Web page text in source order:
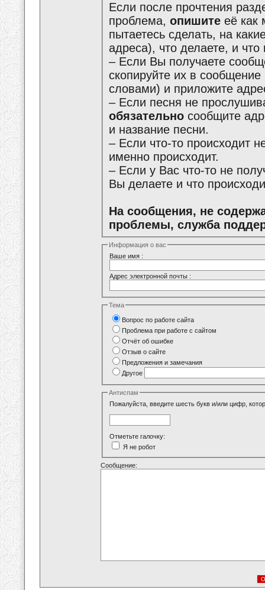
Если после прочтения
проблема, опишитееё как
пытаетесь сделать, на
адреса), что делаете, и
– Если Вы получаете
скопируйте их в
словами) и приложите
– Если песня не
обязательносообщите
и название песни.
– Если что-то происходит
именно происходит.
– Если у Вас что-то не
Вы делаете и что
На сообщения, не
проблемы, служба
Информация о вас
Ваше имя :
Адрес электронной почты :
Тема
Вопрос по работе сайта
Проблема при работе с сайтом
Отчёт об ошибке
Отзыв о сайте
Предложения и замечания
Другое
Антиспам
Пожалуйста, введите шесть букв и/или цифр,
Отметьте галочку:
Я не робот
Сообщение: